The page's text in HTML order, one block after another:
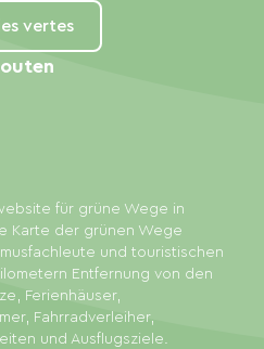
vertes
für grüne Wege in
Karte der grünen Wege
und touristischen
Entfernung von den
Ferienhäuser,
Fahrradverleiher,
und Ausflugsziele.